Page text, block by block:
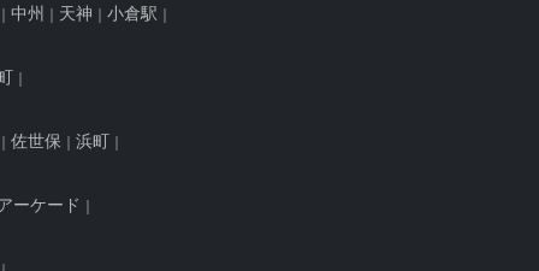
中州 天神 小倉駅
佐世保 浜町
ーケード